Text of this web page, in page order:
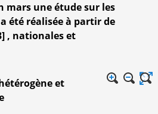
mars une étude sur les
été réalisée à partir de
] , nationales et
et